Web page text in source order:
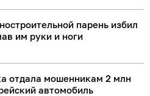
парень избил
им руки и ноги
отдала мошенникам 2 млн
автомобиль